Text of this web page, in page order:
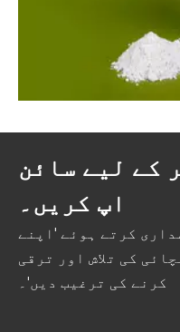
کے لیے سائن
اپ کریں۔
کرتے ہوئے 'اپنے
کی تلاش اور ترقی
کرنے کی ترغیب دیں'۔